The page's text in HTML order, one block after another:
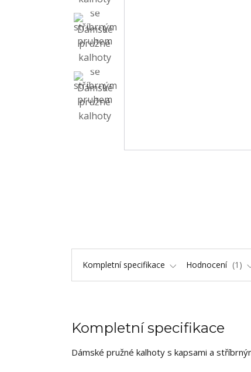
Kompletní specifikace Hodnocení 1
Kompletní specifikace
Dámské pružné kalhoty s kapsami a